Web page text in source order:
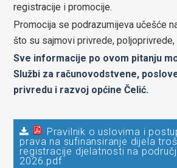
registracije i promocije.
Promocija se podrazumijeva učešće
što su sajmovi privrede, poljoprivrede,
Sve informacije po ovom pitanju
Službi za računovodstvene,
privredu i razvoj općine Čelić.
Pravilnik o uslovima i
prava na sufinansiranje dijela
registracije djelatnosti na
2026.pdf